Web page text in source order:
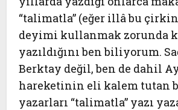
“talimatla” (eğer illâ bu
deyimi kullanmak zorunda
yazıldığını ben biliyorum.
Berktay değil, ben de dahil
hareketinin eli kalem tutan
yazarları “talimatla” yazı